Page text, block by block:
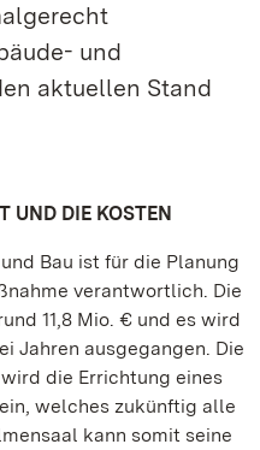
und
aktuellen Stand
UND DIE KOSTEN
Bau ist für die Planung
verantwortlich. Die
11,8 Mio. € und es wird
Jahren ausgegangen. Die
die Errichtung eines
welches zukünftig alle
kann somit seine